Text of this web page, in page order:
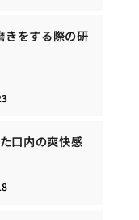
きをする際の研
口内の爽快感